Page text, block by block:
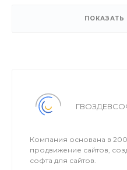
НСТРУКЦИЯ -
Компания основана в
продвижение сайтов,
софта для сайтов.